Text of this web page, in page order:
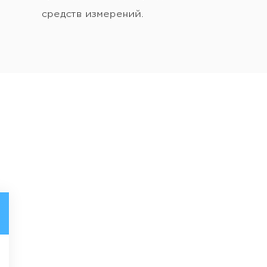
средств измерений.